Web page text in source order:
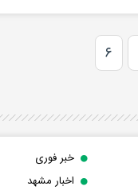
۶
خبر فوری
اخبار مشهد